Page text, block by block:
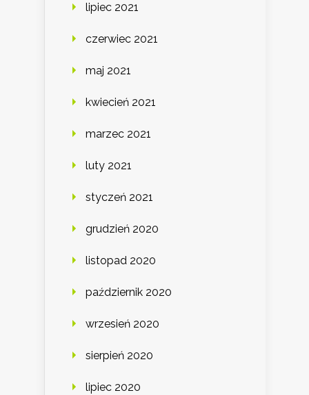
lipiec 2021
czerwiec 2021
maj 2021
kwiecień 2021
marzec 2021
luty 2021
styczeń 2021
grudzień 2020
listopad 2020
październik 2020
wrzesień 2020
sierpień 2020
lipiec 2020